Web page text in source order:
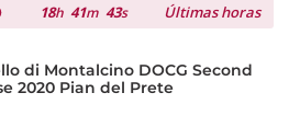
18h 41m 42s Últimas horas
di Montalcino DOCG Second
2020 Pian del Prete